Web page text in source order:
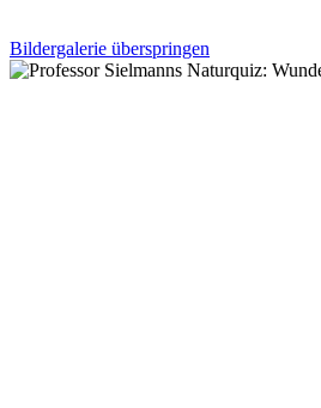
Bildergalerie überspringen